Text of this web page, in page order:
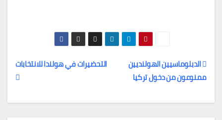
تصفّح
المقالات
التحضيرات في هولندا للانتخابات
الدبلوماسيين الهولنديين
ممنوعون من دخول تركيا